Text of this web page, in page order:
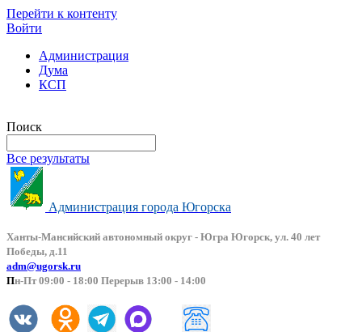
Перейти к контенту
Войти
Администрация
Дума
КСП
Поиск
Все результаты
Администрация города Югорска
Ханты-Мансийский автономный округ - Югра Югорск, ул. 40 лет
Победы, д.11
adm@ugorsk.ru
Пн-Пт 09:00 - 18:00 Перерыв 13:00 - 14:00